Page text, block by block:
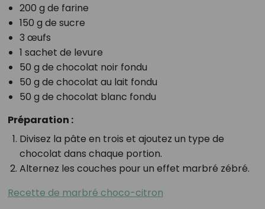
200 g de farine
150 g de sucre
3 œufs
1 sachet de levure
50 g de chocolat noir fondu
50 g de chocolat au lait fondu
50 g de chocolat blanc fondu
Préparation :
Divisez la pâte en trois et ajoutez un type de
chocolat dans chaque portion.
Alternez les couches pour un effet marbré zébré.
Recette de marbré choco-citron